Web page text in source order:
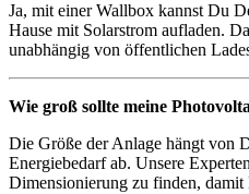
Ja, mit einer Wallbox kannst Du
Hause mit Solarstrom aufladen.
unabhängig von öffentlichen
Wie groß sollte meine
Die Größe der Anlage hängt von
Energiebedarf ab. Unsere
Dimensionierung zu finden,